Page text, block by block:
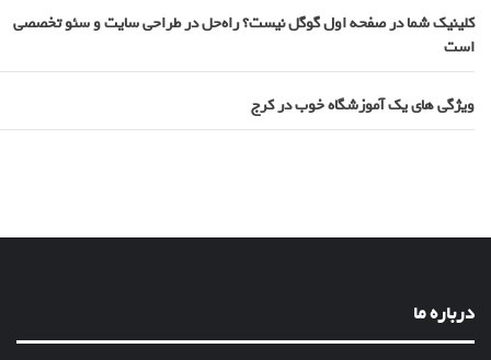
کلینیک شما در صفحه اول گوگل نیست؟ راه‌حل در طراحی سایت و سئو تخصصی
است
ویژگی های یک آموزشگاه خوب در کرج
درباره ما